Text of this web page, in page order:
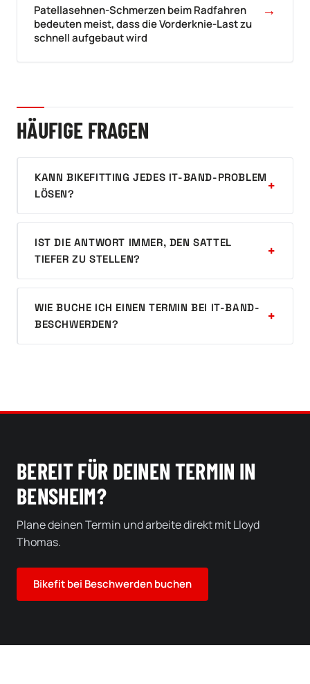
Patellasehnen-Schmerzen beim Radfahren
bedeuten meist, dass die Vorderknie-Last zu
schnell aufgebaut wird
→
HÄUFIGE FRAGEN
KANN BIKEFITTING JEDES IT-BAND-PROBLEM
LÖSEN?
IST DIE ANTWORT IMMER, DEN SATTEL
TIEFER ZU STELLEN?
WIE BUCHE ICH EINEN TERMIN BEI IT-BAND-
BESCHWERDEN?
BEREIT FÜR DEINEN TERMIN IN
BENSHEIM?
Plane deinen Termin und arbeite direkt mit Lloyd
Thomas.
Bikefit bei Beschwerden buchen